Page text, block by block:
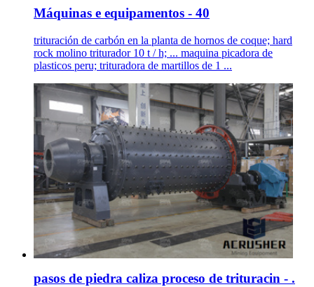
Máquinas e equipamentos - 40
trituración de carbón en la planta de hornos de coque; hard
rock molino triturador 10 t / h; ... maquina picadora de
plasticos peru; trituradora de martillos de 1 ...
pasos de piedra caliza proceso de trituracin - .